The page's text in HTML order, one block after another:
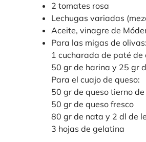
2 tomates rosa
Lechugas variadas
Aceite, vinagre de
Para las migas de olivas:
1 cucharada de paté de
50 gr de harina y 25 gr
Para el cuajo de queso:
50 gr de queso tierno
50 gr de queso fresco
80 gr de nata y 2 dl de
3 hojas de gelatina